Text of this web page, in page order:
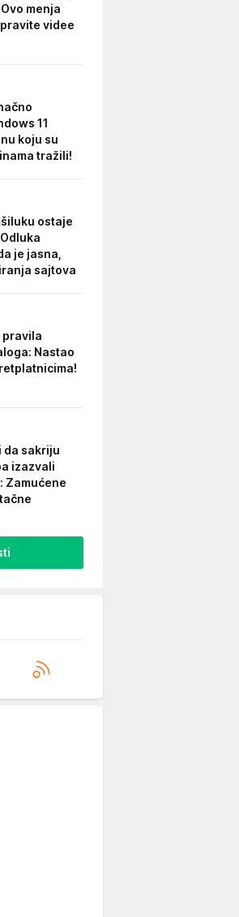
menja
videe
11
koju su
tražili!
ostaje
je jasna,
sajtova
pravila
Nastao
da sakriju
izazvali
Zamućene